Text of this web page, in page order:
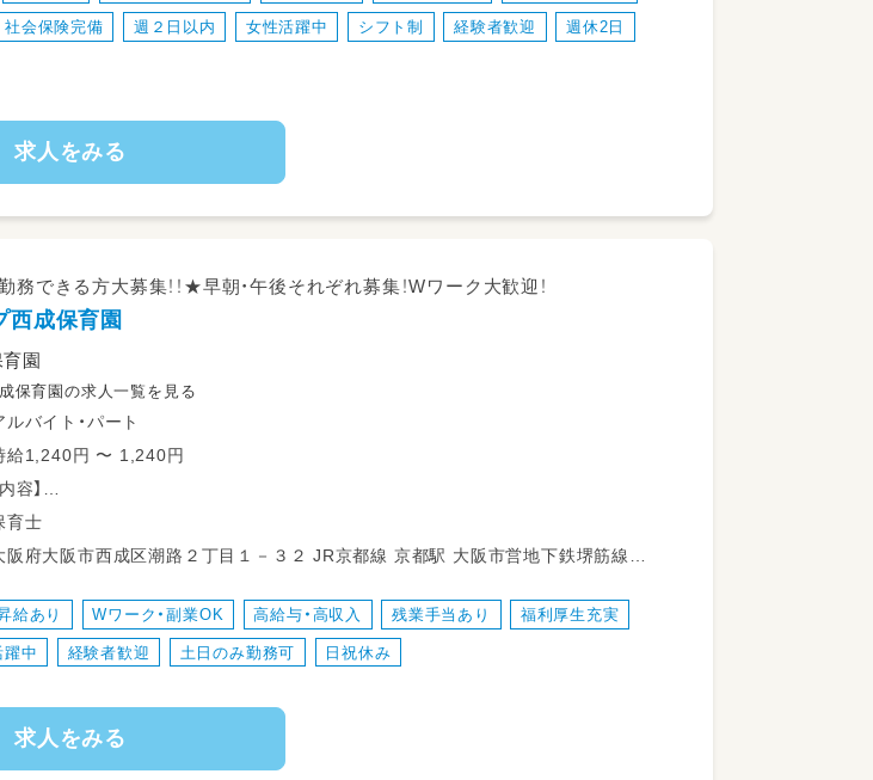
社会保険完備 週２日以内 女性活躍中 シフト制 経験者歓迎 週休2日
求人をみる
できる方大募集！！★早朝・午後それぞれ募集！Wワーク大歓迎！
西成保育園
園
保育園の求人一覧を見る
ルバイト・パート
給1,240円 〜 1,240円
内容】
育全般
どもたちの生活のサポートをしてもらいます！
事の介助
イレの援助
び・活動の援助
育士
府大阪市西成区潮路２丁目１－３２ JR京都線 京都駅 大阪市営地下鉄堺筋線
給あり Wワーク・副業OK 高給与・高収入 残業手当あり 福利厚生充実
躍中 経験者歓迎 土日のみ勤務可 日祝休み
求人をみる